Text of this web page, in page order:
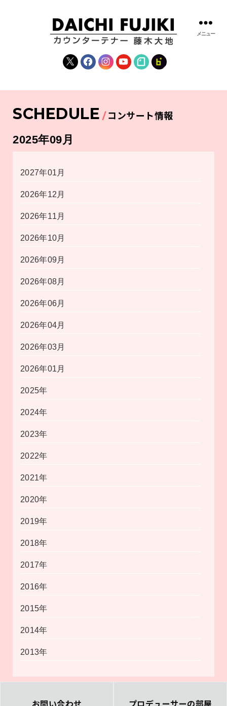
木
大
|
FUJIKI
OFFICIAL
X FacebookInstagramYouTube
note fanclub
メニュー
SCHEDULE コンサート情報
2025年09月
2027年01月
2026年12月
2026年11月
2026年10月
2026年09月
2026年08月
2026年06月
2026年04月
2026年03月
2026年01月
2025年
2024年
2023年
2022年
2021年
2020年
2019年
2018年
2017年
2016年
2015年
2014年
2013年